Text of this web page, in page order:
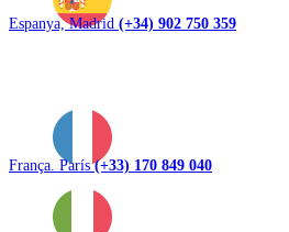
Espanya, Madrid (+34) 902 750 359
França. París(+33) 170 849 040